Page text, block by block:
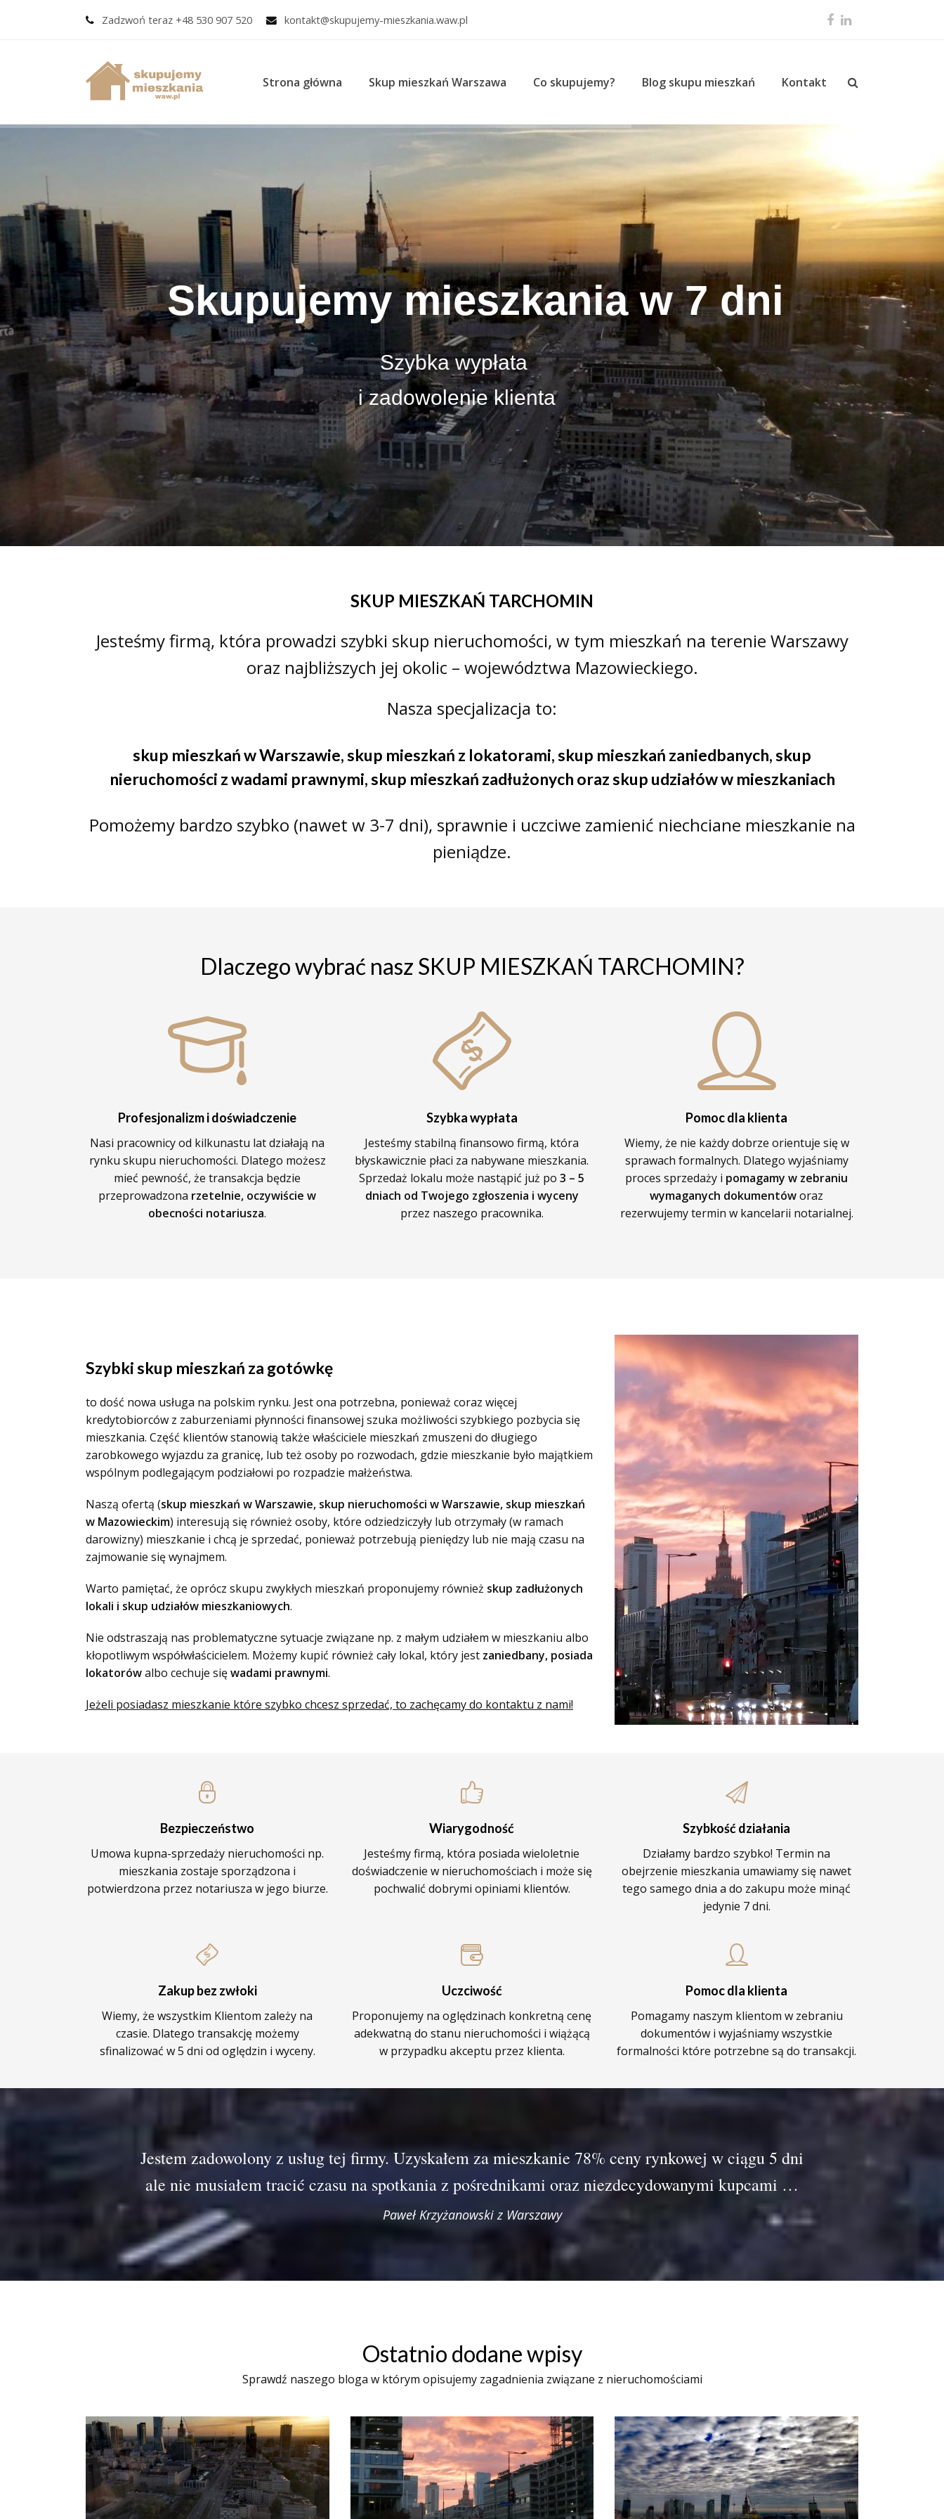
Zadzwoń teraz +48 530 907 520 kontakt@skupujemy-mieszkania.waw.pl Facebook
Strona główna Skup mieszkań Warszawa Co skupujemy? Blog skupu mieszkań Kontakt
Skupujemy mieszkania w 7 dni
Szybka wypłata
i zadowolenie klienta
SKUP MIESZKAŃ TARCHOMIN
Jesteśmy firmą, która prowadzi szybki skup nieruchomości, w tym mieszkań na terenie Warszawy
oraz najbliższych jej okolic – województwa Mazowieckiego.
Nasza specjalizacja to:
skup mieszkań w Warszawie,skup mieszkań z lokatorami,skup mieszkań zaniedbanych,skup
nieruchomości z wadami prawnymi,skup mieszkań zadłużonych orazskup udziałów w mieszkaniach
Pomożemy bardzo szybko (nawet w 3-7 dni), sprawnie i uczciwe zamienić niechciane mieszkanie na
pieniądze.
Dlaczego wybrać nasz SKUP MIESZKAŃ TARCHOMIN?
Profesjonalizm i doświadczenie
Nasi pracownicy od kilkunastu lat działają na
rynku skupu nieruchomości. Dlatego możesz
mieć pewność, że transakcja będzie
przeprowadzona rzetelnie, oczywiście w
obecności notariusza.
Szybka wypłata
Jesteśmy stabilną finansowo firmą, która
błyskawicznie płaci za nabywane mieszkania.
Sprzedaż lokalu może nastąpić już po3 – 5
dniach od Twojego zgłoszenia i wyceny
przez naszego pracownika.
Pomoc dla klienta
Wiemy, że nie każdy dobrze orientuje się w
sprawach formalnych. Dlatego wyjaśniamy
proces sprzedaży i pomagamy w zebraniu
wymaganych dokumentóworaz
rezerwujemy termin w kancelarii notarialnej.
Szybki skup mieszkań za gotówkę
to dość nowa usługa na polskim rynku. Jest ona potrzebna, ponieważ coraz więcej
kredytobiorców z zaburzeniami płynności finansowej szuka możliwości szybkiego pozbycia się
mieszkania. Część klientów stanowią także właściciele mieszkań zmuszeni do długiego
zarobkowego wyjazdu za granicę, lub też osoby po rozwodach, gdzie mieszkanie było majątkiem
wspólnym podlegającym podziałowi po rozpadzie małżeństwa.
Naszą ofertą (skup mieszkań w Warszawie, skup nieruchomości w Warszawie, skup mieszkań
w Mazowieckim) interesują się również osoby, które odziedziczyły lub otrzymały (w ramach
darowizny) mieszkanie i chcą je sprzedać, ponieważ potrzebują pieniędzy lub nie mają czasu na
zajmowanie się wynajmem.
Warto pamiętać, że oprócz skupu zwykłych mieszkań proponujemy również skup zadłużonych
lokali i skup udziałów mieszkaniowych.
Nie odstraszają nas problematyczne sytuacje związane np. z małym udziałem w mieszkaniu albo
kłopotliwym współwłaścicielem. Możemy kupić również cały lokal, który jest zaniedbany, posiada
lokatorówalbo cechuje sięwadami prawnymi.
Jeżeli posiadasz mieszkanie które szybko chcesz sprzedać, to zachęcamy do kontaktu z nami!
Bezpieczeństwo
Umowa kupna-sprzedaży nieruchomości np.
mieszkania zostaje sporządzona i
potwierdzona przez notariusza w jego biurze.
Wiarygodność
Jesteśmy firmą, która posiada wieloletnie
doświadczenie w nieruchomościach i może się
pochwalić dobrymi opiniami klientów.
Szybkość działania
Działamy bardzo szybko! Termin na
obejrzenie mieszkania umawiamy się nawet
tego samego dnia a do zakupu może minąć
jedynie 7 dni.
Zakup bez zwłoki
Wiemy, że wszystkim Klientom zależy na
czasie. Dlatego transakcję możemy
sfinalizować w 5 dni od oględzin i wyceny.
Uczciwość
Proponujemy na oględzinach konkretną cenę
adekwatną do stanu nieruchomości i wiążącą
w przypadku akceptu przez klienta.
Pomoc dla klienta
Pomagamy naszym klientom w zebraniu
dokumentów i wyjaśniamy wszystkie
formalności które potrzebne są do transakcji.
Jestem zadowolony z usług tej firmy. Uzyskałem za mieszkanie 78% ceny rynkowej w ciągu 5 dni
ale nie musiałem tracić czasu na spotkania z pośrednikami oraz niezdecydowanymi kupcami …
Paweł Krzyżanowski z Warszawy
Ostatnio dodane wpisy
Sprawdź naszego bloga w którym opisujemy zagadnienia związane z nieruchomościami